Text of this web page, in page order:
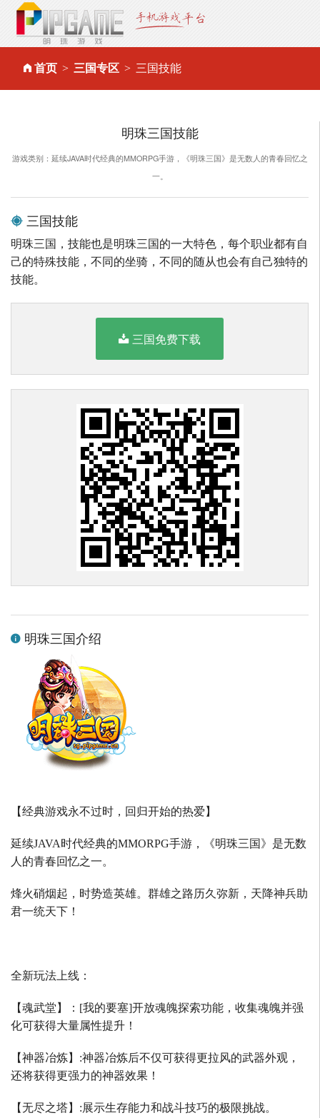
首页 三国专区 三国技能
明珠三国技能
游戏类别：延续JAVA时代经典的MMORPG手游，《明珠三国》是无数人的青春回忆之
一。
三国技能
明珠三国，技能也是明珠三国的一大特色，每个职业都有自
己的特殊技能，不同的坐骑，不同的随从也会有自己独特的
技能。
三国免费下载
明珠三国介绍
【经典游戏永不过时，回归开始的热爱】
延续JAVA时代经典的MMORPG手游，《明珠三国》是无数
人的青春回忆之一。
烽火硝烟起，时势造英雄。群雄之路历久弥新，天降神兵助
君一统天下！
全新玩法上线：
【魂武堂】： [我的要塞]开放魂魄探索功能，收集魂魄并强
化可获得大量属性提升！
【神器冶炼】 :神器冶炼后不仅可获得更拉风的武器外观，
还将获得更强力的神器效果！
【无尽之塔】 :展示生存能力和战斗技巧的极限挑战。